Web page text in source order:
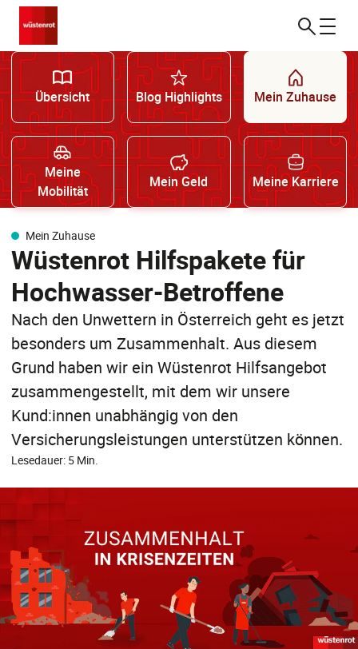
Übersicht Blog Highlights Mein Zuhause
Meine
Mobilität
Mein Geld Meine Karriere
Mein Zuhause
Wüstenrot Hilfspakete für
Hochwasser-Betroffene
Nach den Unwettern in Österreich geht es jetzt
besonders um Zusammenhalt. Aus diesem
Grund haben wir ein Wüstenrot Hilfsangebot
zusammengestellt, mit dem wir unsere
Kund:innen unabhängig von den
Versicherungsleistungen unterstützen können.
Lesedauer: 5 Min.